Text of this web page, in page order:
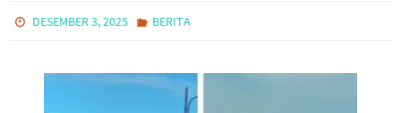
DESEMBER 3, 2025 BERITA